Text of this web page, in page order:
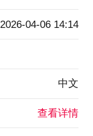
2026-04-06 14:14
中文
查看详情